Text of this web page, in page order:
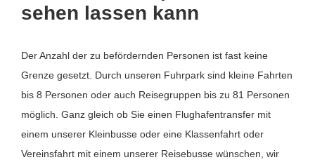
sehen lassen kann
Der Anzahl der zu befördernden Personen ist fast keine
Grenze gesetzt. Durch unseren Fuhrpark sind kleine Fahrten
bis 8 Personen oder auch Reisegruppen bis zu 81 Personen
möglich. Ganz gleich ob Sie einen Flughafentransfer mit
einem unserer Kleinbusse oder eine Klassenfahrt oder
Vereinsfahrt mit einem unserer Reisebusse wünschen, wir